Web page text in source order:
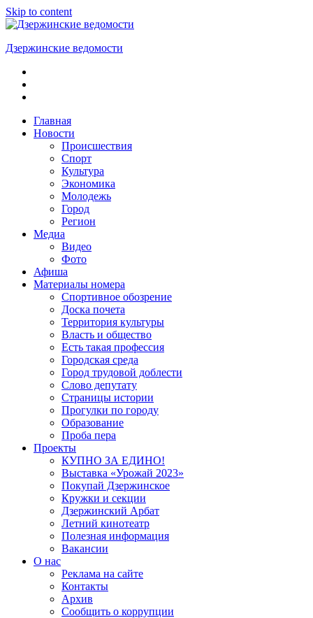
Skip to content
Дзержинские ведомости
ОБЩЕСТВЕННО-
ПОЛИТИЧЕСКАЯ
ГАЗЕТАГлавная
Новости
Происшествия
Спорт
Культура
Экономика
Молодежь
Город
Регион
Медиа
Видео
Фото
Афиша
Материалы номера
Спортивное обозрение
Доска почета
Территория культуры
Власть и общество
Есть такая профессия
Городская среда
Город трудовой доблести
Слово депутату
Страницы истории
Прогулки по городу
Образование
Проба пера
Проекты
КУПНО ЗА ЕДИНО!
Выставка «Урожай 2023»
Покупай Дзержинское
Кружки и секции
Дзержинский Арбат
Летний кинотеатр
Полезная информация
Вакансии
О нас
Реклама на сайте
Контакты
Архив
Сообщить о коррупции